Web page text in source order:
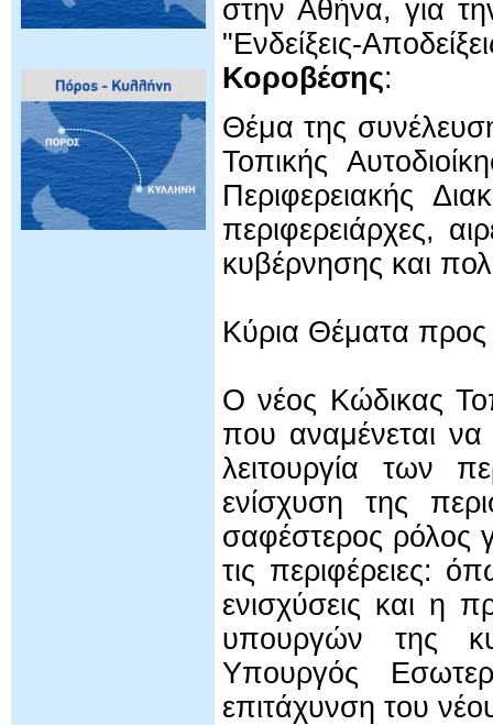
στην Αθήνα, για
"Ενδείξεις-
Κοροβέσης:
Θέμα της
Τοπικής
Περιφερειακής
περιφερειάρχες,
κυβέρνησης και
Κύρια Θέματα
Ο νέος Κώδικας
που αναμένεται να
λειτουργία των
ενίσχυση της
σαφέστερος ρόλος
τις περιφέρειες:
ενισχύσεις και η
υπουργών της
Υπουργός
επιτάχυνση του